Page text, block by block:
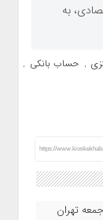
به
, حساب بانکی ,
https://
تهران